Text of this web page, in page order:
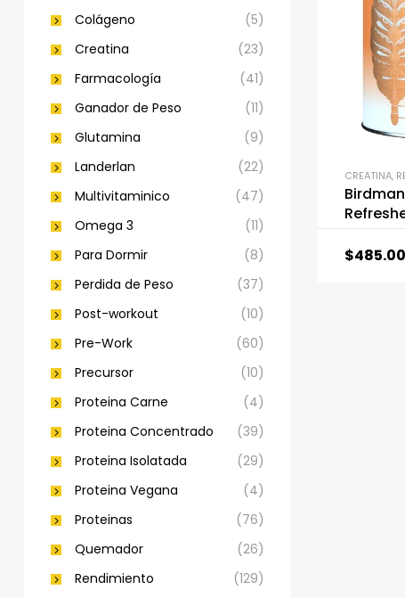
CREATINA,
$485.00
Colágeno
(5)
Creatina
(23)
Farmacología
(41)
Ganador de Peso
(11)
Glutamina
(9)
Landerlan
(22)
Multivitaminico
(47)
Omega 3
(11)
Para Dormir
(8)
Perdida de Peso
(37)
Post-workout
(10)
Pre-Work
(60)
Precursor
(10)
Proteina Carne
(4)
Proteina Concentrado
(39)
Proteina Isolatada
(29)
Proteina Vegana
(4)
Proteinas
(76)
Quemador
(26)
Rendimiento
(129)